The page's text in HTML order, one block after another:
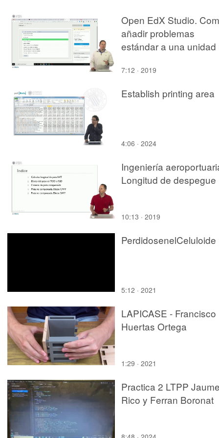
CONSERVACIÓN Y EL
RE-USO DEL
PATRIMÓNIO
REDONDA
Open EdX Studio.
añadir problemas
estándar a una unidad
7:12 · 2019
Establish printing area
4:06 · 2024
Ingeniería
Longitud de despegue
10:13 · 2019
PerdidosenelCeluloide
5:12 · 2021
LAPICASE - Francisco
Huertas Ortega
1:29 · 2021
Practica 2 LTPP
Rico y Ferran Boronat